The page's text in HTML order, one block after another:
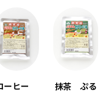
ーヒー
抹茶 ぷる